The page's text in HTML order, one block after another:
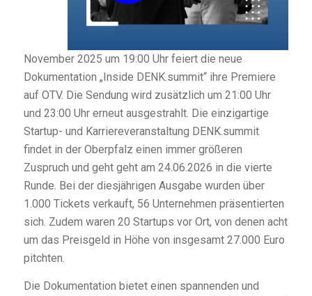
November 2025 um 19:00 Uhr feiert die neue
Dokumentation „Inside DENK.summit“ ihre Premiere
auf OTV. Die Sendung wird zusätzlich um 21:00 Uhr
und 23:00 Uhr erneut ausgestrahlt. Die einzigartige
Startup- und Karriereveranstaltung DENK.summit
findet in der Oberpfalz einen immer größeren
Zuspruch und geht geht am 24.06.2026 in die vierte
Runde. Bei der diesjährigen Ausgabe wurden über
1.000 Tickets verkauft, 56 Unternehmen präsentierten
sich. Zudem waren 20 Startups vor Ort, von denen acht
um das Preisgeld in Höhe von insgesamt 27.000 Euro
pitchten.
Die Dokumentation bietet einen spannenden und